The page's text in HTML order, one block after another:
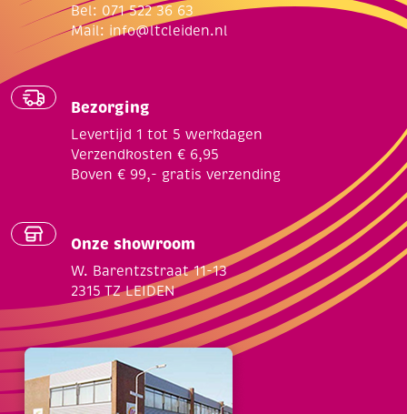
Bel: 071 522 36 63
Mail: info@ltcleiden.nl
Bezorging
Levertijd 1 tot 5 werkdagen
Verzendkosten € 6,95
Boven € 99,- gratis verzending
Onze showroom
W. Barentzstraat 11-13
2315 TZ LEIDEN